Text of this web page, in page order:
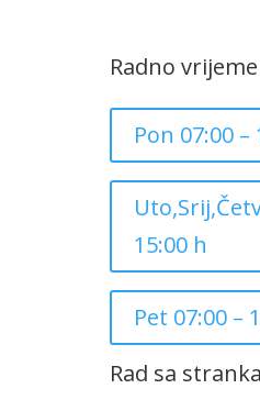
Radno vrijeme
Pon 07:00 –
15:00 h
Pet 07:00 –
Rad sa